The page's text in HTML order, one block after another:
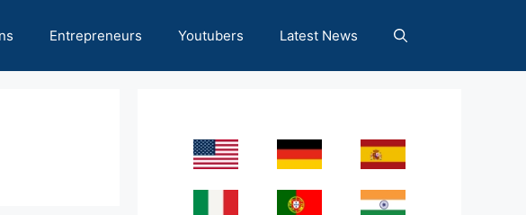
Entrepreneurs Youtubers Latest News